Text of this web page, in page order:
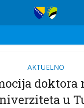
AKTUELNO
doktora
u